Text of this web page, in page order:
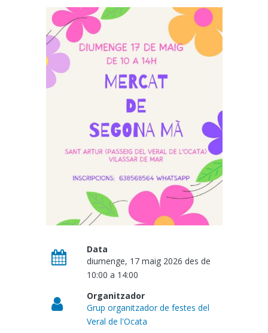
Data
diumenge, 17 maig 2026 des de
10:00 a 14:00
Organitzador
Grup organitzador de festes del
Veral de l'Ocata